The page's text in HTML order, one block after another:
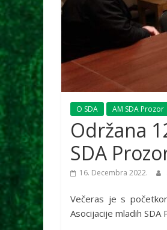
O SDA AM SDA Prozor
Održana
SDA
16. Decembra 2022.
Večeras je s
Asocijacije mladih SDA